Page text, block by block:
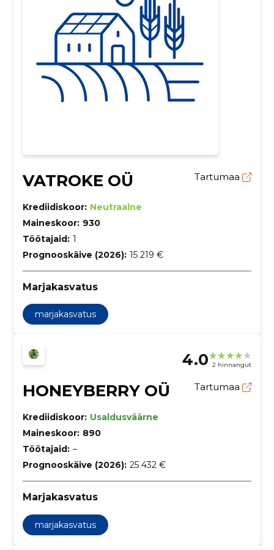
VATROKE OÜ Tartumaa
Krediidiskoor: Neutraalne
Maineskoor: 930
Töötajaid: 1
Prognooskäive (2026): 15 219 €
Marjakasvatus
marjakasvatus
4.0 2 hinnangut
HONEYBERRY OÜ Tartumaa
Krediidiskoor: Usaldusväärne
Maineskoor: 890
Töötajaid: –
Prognooskäive (2026): 25 432 €
Marjakasvatus
marjakasvatus